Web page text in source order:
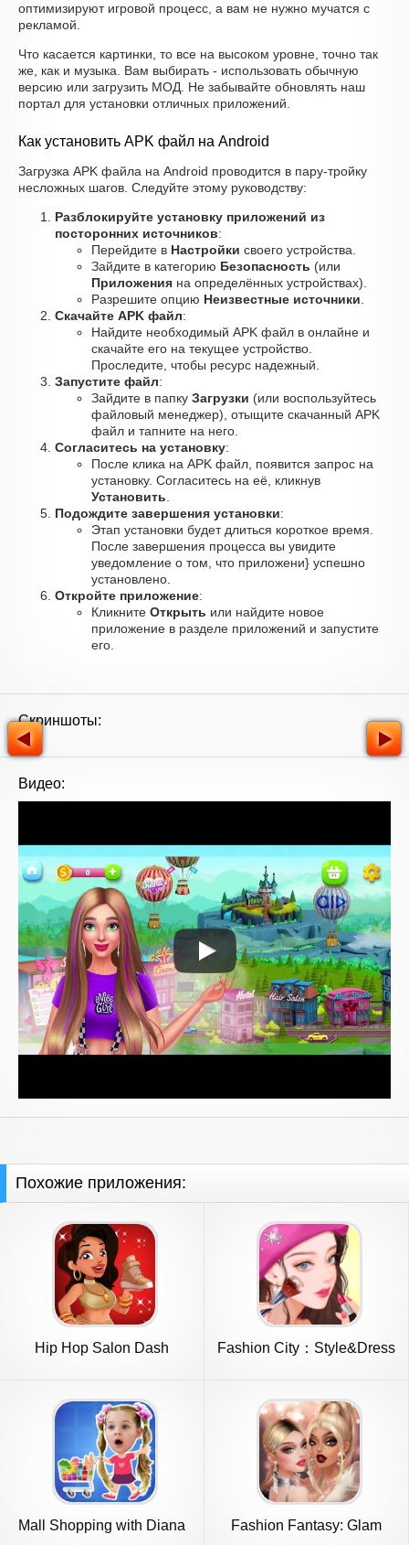
оптимизируют игровой процесс, а вам не нужно мучатся с
рекламой.
Что касается картинки, то все на высоком уровне, точно так
же, как и музыка. Вам выбирать - использовать обычную
версию или загрузить МОД. Не забывайте обновлять наш
портал для установки отличных приложений.
Как установить APK файл на Android
Загрузка APK файла на Android проводится в пару-тройку
несложных шагов. Следуйте этому руководству:
Разблокируйте установку приложений из
посторонних источников:
Перейдите в Настройки своего устройства.
Зайдите в категорию Безопасность (или
Приложения на определённых устройствах).
Разрешите опцию Неизвестные источники
Скачайте APK файл:
Найдите необходимый APK файл в онлайне и
скачайте его на текущее устройство.
Проследите, чтобы ресурс надежный.
Запустите файл:
Зайдите в папку Загрузки (или воспользуйтесь
файловый менеджер), отыщите скачанный APK
файл и тапните на него.
Согласитесь на установку:
После клика на APK файл, появится запрос на
установку. Согласитесь на её, кликнув
Установить
Подождите завершения установки:
Этап установки будет длиться короткое время.
После завершения процесса вы увидите
уведомление о том, что приложени} успешно
установлено.
Откройте приложение:
Кликните Открыть или найдите новое
приложение в разделе приложений и запустите
его.
Скриншоты:
Видео:
Похожие приложения:
Hip Hop Salon Dash
Fashion City：Style&Dress
Mall Shopping with Diana
Fashion Fantasy: Glam